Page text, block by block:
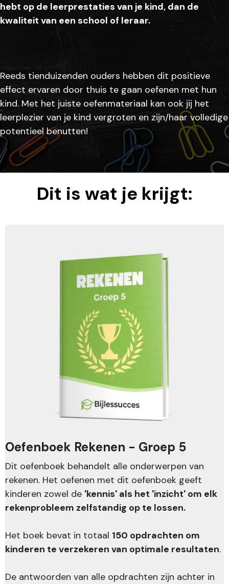
hebt op de leerprestaties van je kind, dan de
kwaliteit van een school of leraar.
Reeds tienduizenden ouders hebben dit positieve
effect ervaren door thuis te gaan oefenen met hun
kind. Met het juiste oefenmateriaal kan ook jij het
leerplezier van je kind vergroten en zijn/haar volledige
potentieel benutten!
Dit is wat je krijgt:
Oefenboek Rekenen - Groep 5
Dit oefenboek behandelt alle onderwerpen van
rekenen. Het oefenen met dit oefenboek geeft
kinderen zowel de 'kennis' als het 'inzicht' om elk
rekenprobleem zelfstandig op te lossen.
Het boek bevat in totaal 150 opdrachten om
kinderen te verzekeren van optimale resultaten.
De antwoorden van alle opdrachten zijn achter in